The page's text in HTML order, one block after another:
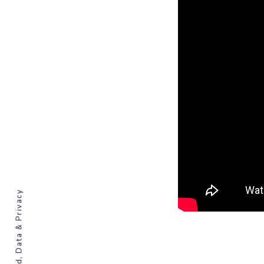
Ad, Data & Privacy